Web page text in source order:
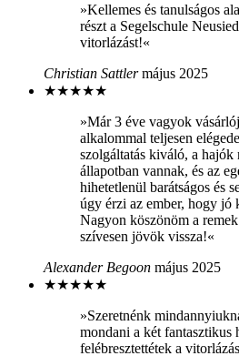
»Kellemes és tanulságos
részt a Segelschule
vitorlázást!«
Christian Sattler május 2025
★★★★★
»Már 3 éve vagyok
alkalommal teljesen
szolgáltatás kiváló, a
állapotban vannak, és az
hihetetlenül barátságos és
úgy érzi az ember, hogy jó
Nagyon köszönöm a
szívesen jövök vissza!«
Alexander Begoon május 2025
★★★★★
»Szeretnénk
mondani a két fantasztikus
felébresztettétek a